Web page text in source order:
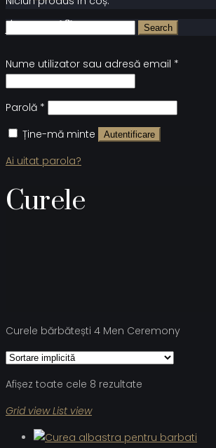
Autentificare
Nume utilizator sau adresă email *
Parolă *
Ține-mă minte
Autentificare
Ai uitat parola?
Curele
Curele bărbătești 4 Men Ceremony
Afișez toate cele 8 rezultate
Grid view List view